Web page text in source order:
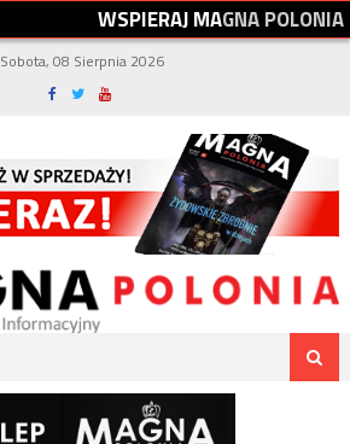
WSPIERAJMAGNAPOLONIA
Sobota, 08 Sierpnia 2026